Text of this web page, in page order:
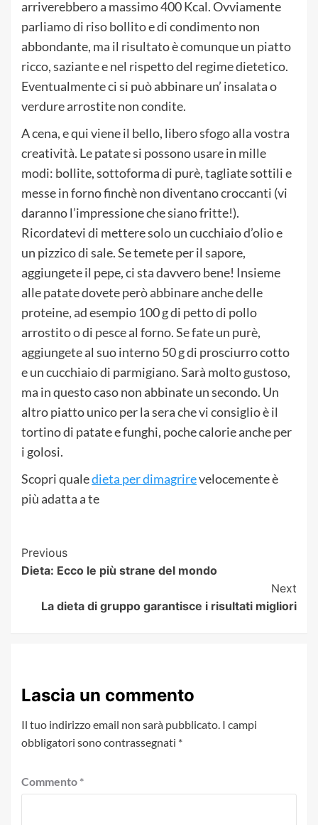
arriverebbero a massimo 400 Kcal. Ovviamente
parliamo di riso bollito e di condimento non
abbondante, ma il risultato è comunque un piatto
ricco, saziante e nel rispetto del regime dietetico.
Eventualmente ci si può abbinare un’ insalata o
verdure arrostite non condite.
A cena, e qui viene il bello, libero sfogo alla vostra
creatività. Le patate si possono usare in mille
modi: bollite, sottoforma di purè, tagliate sottili e
messe in forno finchè non diventano croccanti (vi
daranno l’impressione che siano fritte!).
Ricordatevi di mettere solo un cucchiaio d’olio e
un pizzico di sale. Se temete per il sapore,
aggiungete il pepe, ci sta davvero bene! Insieme
alle patate dovete però abbinare anche delle
proteine, ad esempio 100 g di petto di pollo
arrostito o di pesce al forno. Se fate un purè,
aggiungete al suo interno 50 g di prosciurro cotto
e un cucchiaio di parmigiano. Sarà molto gustoso,
ma in questo caso non abbinate un secondo. Un
altro piatto unico per la sera che vi consiglio è il
tortino di patate e funghi, poche calorie anche per
i golosi.
Scopri qualedieta per dimagrirevelocemente è
più adatta a te
Post
Navigation
Previous
Dieta: Ecco le più strane del mondo
Next
La dieta di gruppo garantisce i risultati migliori
Lascia un commento
Il tuo indirizzo email non sarà pubblicato. I campi
obbligatori sono contrassegnati *
Commento *